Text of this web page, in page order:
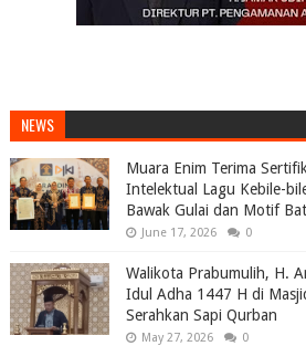
NEWS
Muara Enim Terima
Intelektual Lagu Kebile-
Bawak Gulai dan Motif
June 17, 2026 0
Walikota Prabumulih, H.
Idul Adha 1447 H di
Serahkan Sapi Qurban
May 27, 2026 0